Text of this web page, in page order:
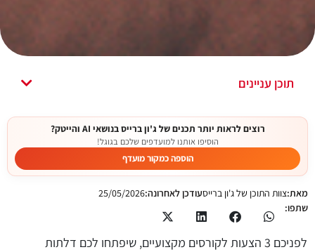
תוכן עניינים
רוצים לראות יותר תכנים של ג'ון ברייס בנושאי AI והייטק?
הוסיפו אותנו למועדפים שלכם בגוגל!
הוספה כמקור מועדף
מאת:צוות התוכן של ג'ון ברייסעודכן לאחרונה:25/05/2026
שתפו:
לפניכם 3 הצעות לקורסים מקצועיים, שיפתחו לכם דלתות